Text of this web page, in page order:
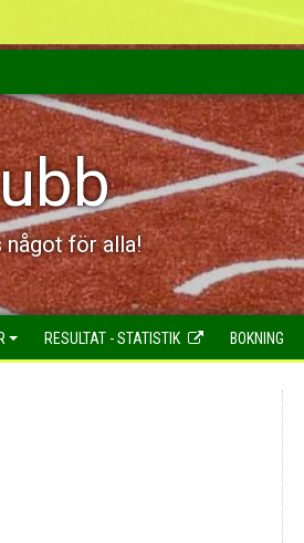
något för alla!
RESULTAT - STATISTIK BOKNING